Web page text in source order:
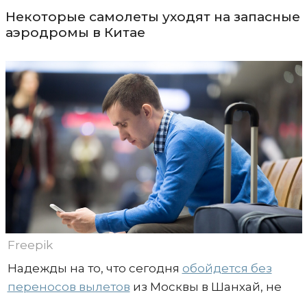
Некоторые самолеты уходят на запасные
аэродромы в Китае
Freepik
Надежды на то, что сегодня обойдется без
переносов вылетов из Москвы в Шанхай, не